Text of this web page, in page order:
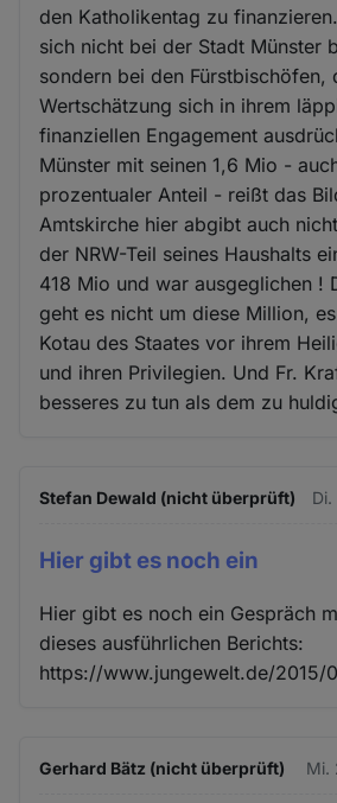
den Katholikentag zu
sich nicht bei der Stadt Münster
sondern bei den Fürstbischöfen,
Wertschätzung sich in ihrem
finanziellen Engagement
Münster mit seinen 1,6 Mio -
prozentualer Anteil - reißt das
Amtskirche hier abgibt auch
der NRW-Teil seines Haushalts
418 Mio und war ausgeglichen !
geht es nicht um diese Million,
Kotau des Staates vor ihrem
und ihren Privilegien. Und Fr.
besseres zu tun als dem zu
Stefan Dewald (nicht überprüft)
Hier gibt es noch ein
Hier gibt es noch ein Gespräch
dieses ausführlichen Berichts:
https://www.jungewelt.de/2015/
Gerhard Bätz (nicht überprüft) Mi.